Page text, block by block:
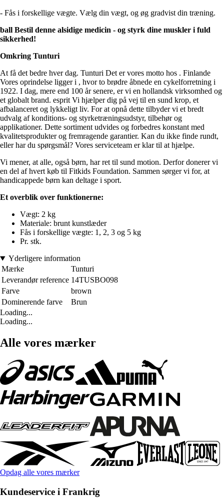
- Fås i forskellige vægte. Vælg din vægt, og øg gradvist din træning.
ball Bestil denne alsidige medicin - og styrk dine muskler i fuld
sikkerhed!
Omkring Tunturi
At få det bedre hver dag. Tunturi Det er vores motto hos . Finlande
Vores oprindelse ligger i , hvor to brødre åbnede en cykelforretning i
1922. I dag, mere end 100 år senere, er vi en hollandsk virksomhed og
et globalt brand. esprit Vi hjælper dig på vej til en sund krop, et
afbalanceret og lykkeligt liv. For at opnå dette tilbyder vi et bredt
udvalg af konditions- og styrketræningsudstyr, tilbehør og
applikationer. Dette sortiment udvides og forbedres konstant med
kvalitetsprodukter og fremragende garantier. Kan du ikke finde rundt,
eller har du spørgsmål? Vores serviceteam er klar til at hjælpe.
Vi mener, at alle, også børn, har ret til sund motion. Derfor donerer vi
en del af hvert køb til Fitkids Foundation. Sammen sørger vi for, at
handicappede børn kan deltage i sport.
Et overblik over funktionerne:
Vægt: 2 kg
Materiale: brunt kunstlæder
Fås i forskellige vægte: 1, 2, 3 og 5 kg
Pr. stk.
Yderligere information
Mærke
Tunturi
Leverandør reference 14TUSBO098
Farve
brown
Dominerende farve
Brun
Loading...
Loading...
Alle vores mærker
Opdag alle vores mærker
Kundeservice i Frankrig